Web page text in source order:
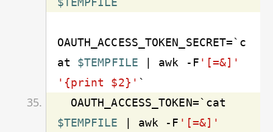
OAUTH_ACCESS_TOKEN_SECRET=`c
at $TEMPFILE | awk -F '[=&]'
'{print $2}'
$TEMPFILE | awk -F '[=&]'